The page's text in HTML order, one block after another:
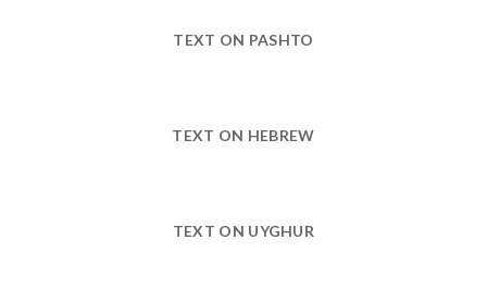
TEXT ON PASHTO
TEXT ON HEBREW
TEXT ON UYGHUR